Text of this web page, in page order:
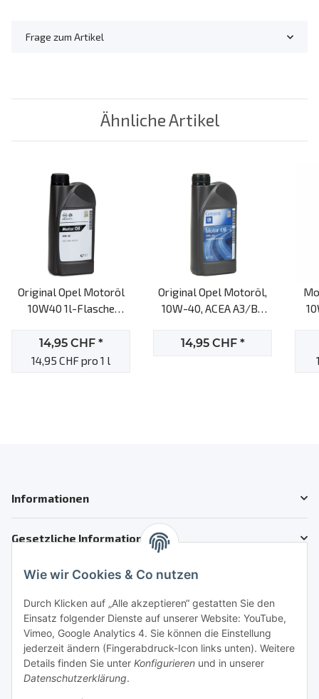
Frage zum Artikel
Ähnliche Artikel
Original Opel Motoröl
10W40 1l-Flasche
API CF, API SL,
14,95 CHF *
14,95 CHF pro 1 l
Original Opel Motoröl,
10W-40, ACEA A3/B3
Motoröl
14,95 CHF *
Informationen
Gesetzliche Informationen
Kundenservice
Telefon: +41 71 554 2740
Email: info@auto-motoroele-schweiz.ch
Sie benötigen Hilfe?
Sicher Einkaufen
Wie wir Cookies & Co nutzen
Durch Klicken auf „Alle akzeptieren“ gestatten Sie den
Einsatz folgender Dienste auf unserer Website: YouTube,
Vimeo, Google Analytics 4. Sie können die Einstellung
jederzeit ändern (Fingerabdruck-Icon links unten). Weitere
Details finden Sie unter Konfigurieren und in unserer
Datenschutzerklärung.